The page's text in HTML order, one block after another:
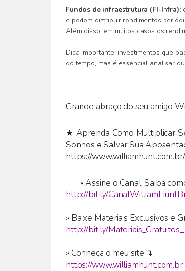
Fundos de infraestrutura (FI-Infra):
e podem distribuir rendimentos
Além disso, em muitos casos os
Dica importante: investimentos que
do tempo, mas é essencial analisar
Grande abraço do seu amigo
★ Aprenda Como Multiplicar
Sonhos e Salvar Sua
https://
»Assine o Canal: Saiba
http://bit.ly/
» Baixe Materiais Exclusivos e
http://bit.ly/
» Conheça o meu site ↴
https://www.williamhunt.com.br